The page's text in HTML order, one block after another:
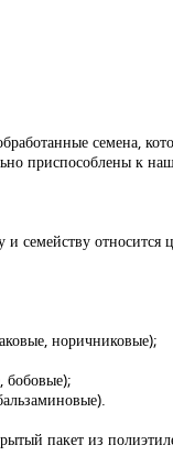
семена,
приспособлены к
и семейству
норичниковые);
бобовые);
пакет из